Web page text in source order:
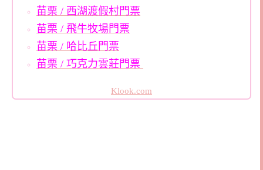
苗栗 / 西湖渡假村門票
苗栗 / 飛牛牧場門票
苗栗 / 哈比丘門票
苗栗 / 巧克力雲莊門票
Klook.com